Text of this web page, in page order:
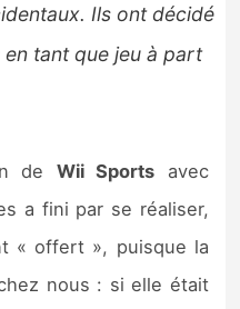
Ils ont décidé
tant que jeu à part
de Wii Sports avec
a fini par se réaliser,
« offert », puisque la
nous : si elle était